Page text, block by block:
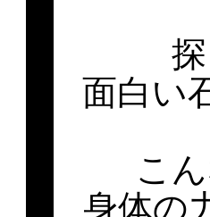
面白い
こ
身体の